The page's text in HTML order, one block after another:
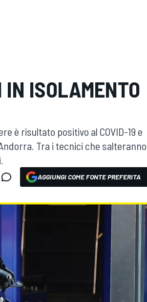
ISOLAMENTO
è risultato positivo al COVID-19 e
Tra i tecnici che salteranno
AGGIUNGI COME FONTE PREFERITA